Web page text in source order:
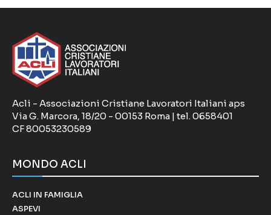
Acli - Associazioni Cristiane Lavoratori Italiani aps
Via G. Marcora, 18/20 - 00153 Roma | tel. 0658401
CF 80053230589
MONDO ACLI
ACLI IN FAMIGLIA
ASPEVI